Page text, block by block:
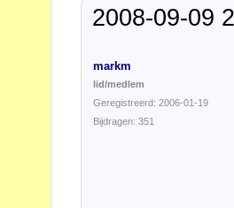
2008-09-09
markm
lid/medlem
Geregistreerd: 2006-01-19
Bijdragen: 351